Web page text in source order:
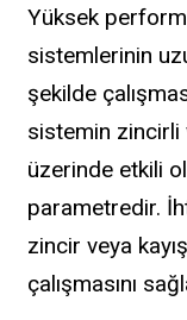
Yüksek
sistemlerinin
şekilde
sistemin zincirli
üzerinde etkili
parametredir.
zincir veya
çalışmasını